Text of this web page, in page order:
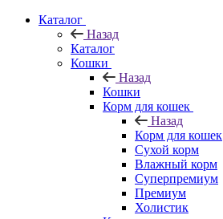
Каталог
Назад
Каталог
Кошки
Назад
Кошки
Корм для кошек
Назад
Корм для кошек
Сухой корм
Влажный корм
Суперпремиум
Премиум
Холистик